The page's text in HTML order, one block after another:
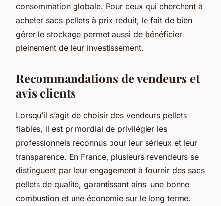
consommation globale. Pour ceux qui cherchent à
acheter sacs pellets à prix réduit, le fait de bien
gérer le stockage permet aussi de bénéficier
pleinement de leur investissement.
Recommandations de vendeurs et
avis clients
Lorsqu’il s’agit de choisir des vendeurs pellets
fiables, il est primordial de privilégier les
professionnels reconnus pour leur sérieux et leur
transparence. En France, plusieurs revendeurs se
distinguent par leur engagement à fournir des sacs
pellets de qualité, garantissant ainsi une bonne
combustion et une économie sur le long terme.